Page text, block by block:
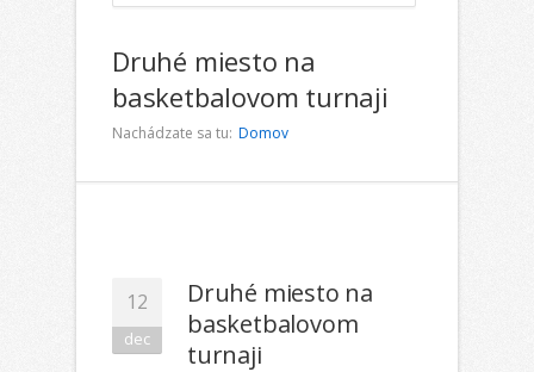
Druhé miesto na
basketbalovom turnaji
Nachádzate sa tu: Domov
12
dec
Druhé miesto na
basketbalovom
turnaji